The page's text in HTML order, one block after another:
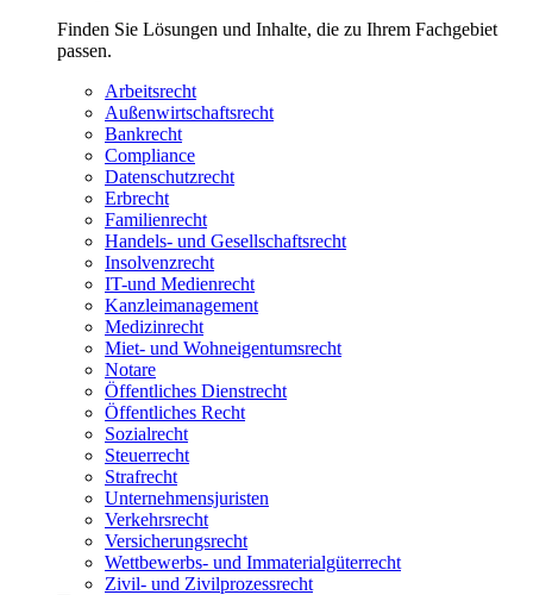
Finden Sie Lösungen und Inhalte, die zu Ihrem Fachgebiet
passen.
Arbeitsrecht
Außenwirtschaftsrecht
Bankrecht
Compliance
Datenschutzrecht
Erbrecht
Familienrecht
Handels- und Gesellschaftsrecht
Insolvenzrecht
IT-und Medienrecht
Kanzleimanagement
Medizinrecht
Miet- und Wohneigentumsrecht
Notare
Öffentliches Dienstrecht
Öffentliches Recht
Sozialrecht
Steuerrecht
Strafrecht
Unternehmensjuristen
Verkehrsrecht
Versicherungsrecht
Wettbewerbs- und Immaterialgüterrecht
Zivil- und Zivilprozessrecht